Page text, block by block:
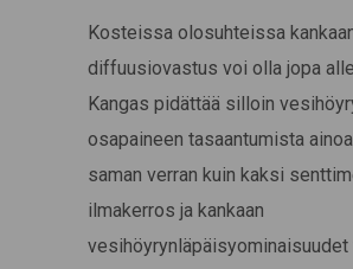
Kosteissa olosuhteissa
diffuusiovastus voi olla jopa
Kangas pidättää silloin
osapaineen tasaantumista
saman verran kuin kaksi
ilmakerros ja kankaan
vesihöyrynläpäisyominaisuudet